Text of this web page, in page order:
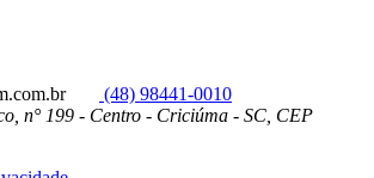
(48) 98441-0010
n° 199 - Centro - Criciúma - SC, CEP